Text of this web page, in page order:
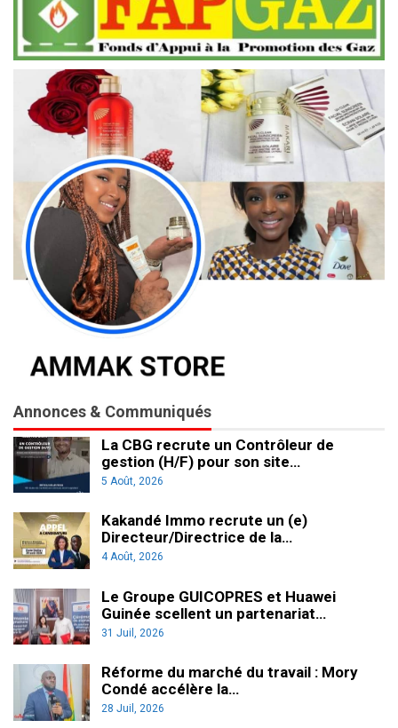
Annonces & Communiqués
La CBG recrute un Contrôleur de
gestion (H/F) pour son site…
5 Août, 2026
Kakandé Immo recrute un (e)
Directeur/Directrice de la…
4 Août, 2026
Le Groupe GUICOPRES et Huawei
Guinée scellent un partenariat…
31 Juil, 2026
Réforme du marché du travail : Mory
Condé accélère la…
28 Juil, 2026